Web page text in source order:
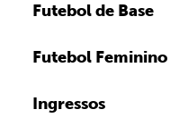
Futebol de Base
Futebol Feminino
Ingressos